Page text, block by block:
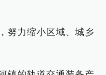
力缩小区域、城乡